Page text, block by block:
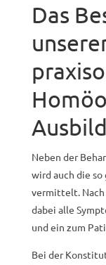
Das
Neben der
wird auch die so
vermittelt. Nach
dabei alle
und ein zum
Bei der